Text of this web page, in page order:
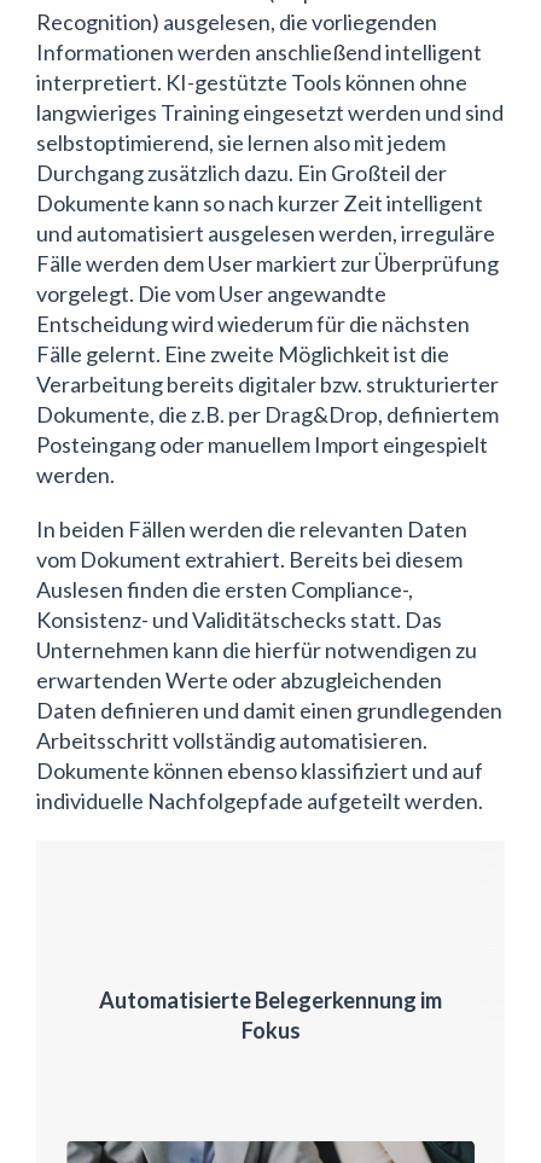
Recognition) ausgelesen, die vorliegenden
Informationen werden anschließend intelligent
interpretiert. KI-gestützte Tools können ohne
langwieriges Training eingesetzt werden und sind
selbstoptimierend, sie lernen also mit jedem
Durchgang zusätzlich dazu. Ein Großteil der
Dokumente kann so nach kurzer Zeit intelligent
und automatisiert ausgelesen werden, irreguläre
Fälle werden dem User markiert zur Überprüfung
vorgelegt. Die vom User angewandte
Entscheidung wird wiederum für die nächsten
Fälle gelernt. Eine zweite Möglichkeit ist die
Verarbeitung bereits digitaler bzw. strukturierter
Dokumente, die z.B. per Drag&Drop, definiertem
Posteingang oder manuellem Import eingespielt
werden.
In beiden Fällen werden die relevanten Daten
vom Dokument extrahiert. Bereits bei diesem
Auslesen finden die ersten Compliance-,
Konsistenz- und Validitätschecks statt. Das
Unternehmen kann die hierfür notwendigen zu
erwartenden Werte oder abzugleichenden
Daten definieren und damit einen grundlegenden
Arbeitsschritt vollständig automatisieren.
Dokumente können ebenso klassifiziert und auf
individuelle Nachfolgepfade aufgeteilt werden.
Automatisierte Belegerkennung im
Fokus